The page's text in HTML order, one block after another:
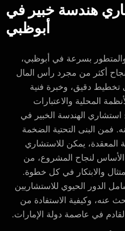
هندسة خبير في
أبوظبي
بسرعة في أبوظبي،
أكثر من مجرد رأس المال
تخطيط دقيق، وخبرة فنية
المحلية والاعتبارات
استشاري الهندسة الخبير في
فمن البنى التحتية الضخمة
المعقدة، يمكن للاستشاري
لنجاح المشروع، من
والابتكار في كل خطوة.
الدور الحيوي للاستشاريين
عنه، وكيفية الاستفادة من
في عاصمة دولة الإمارات.